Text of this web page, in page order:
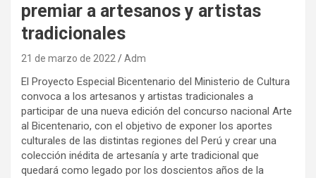
premiar a artesanos y artistas
tradicionales
21 de marzo de 2022 Adm
El Proyecto Especial Bicentenario del Ministerio de Cultura
convoca a los artesanos y artistas tradicionales a
participar de una nueva edición del concurso nacional Arte
al Bicentenario, con el objetivo de exponer los aportes
culturales de las distintas regiones del Perú y crear una
colección inédita de artesanía y arte tradicional que
quedará como legado por los doscientos años de la